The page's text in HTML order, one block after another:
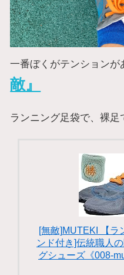
一番ぼくがテンションが
敵』
ランニング足袋で、裸足
[無敵]MUTEKI 【ラ
ンド付き]伝統職人
グシューズ《008-